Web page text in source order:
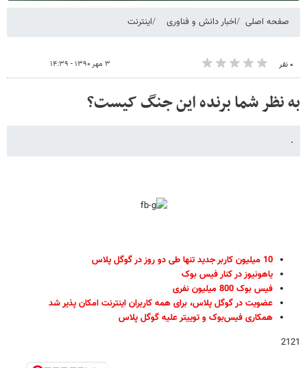
صفحه اصلی اخبار دانش و فناوری اینترنت
۰ نفر ۳ مهر ۱۳۹۰ - ۱۴:۳۹
به نظر شما برنده این جنگ کیست؟
.
10 میلیون کاربر جدید تنها طی دو روز در گوگل پلاس
یاهونیوز در کنار فیس بوک
فیس بوک 800 میلیون نفری
عضویت در گوگل پلاس، برای همه کاربران اینترنت امکان پذیر شد
همکاری فیس‌بوک و توییتر علیه گوگل پلاس
2121